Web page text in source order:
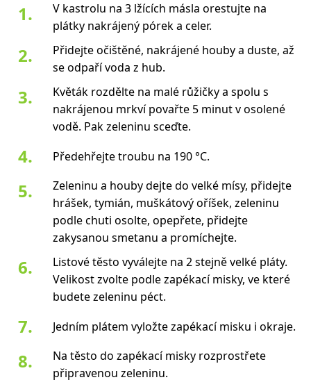
V kastrolu na 3 lžících másla orestujte na
plátky nakrájený pórek a celer.
Přidejte očištěné, nakrájené houby a duste, až
se odpaří voda z hub.
Květák rozdělte na malé růžičky a spolu s
nakrájenou mrkví povařte 5 minut v osolené
vodě. Pak zeleninu sceďte.
Předehřejte troubu na 190 °C.
Zeleninu a houby dejte do velké mísy, přidejte
hrášek, tymián, muškátový oříšek, zeleninu
podle chuti osolte, opepřete, přidejte
zakysanou smetanu a promíchejte.
Listové těsto vyválejte na 2 stejně velké pláty.
Velikost zvolte podle zapékací misky, ve které
budete zeleninu péct.
Jedním plátem vyložte zapékací misku i okraje.
Na těsto do zapékací misky rozprostřete
připravenou zeleninu.